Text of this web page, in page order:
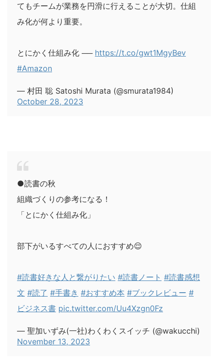
てもチームが業務を円滑に行えることが大切。仕組
み化が何より重要。
とにかく仕組み化 ── https://t.co/gwt1MgyBev
#Amazon
— 村田 聡 Satoshi Murata (@smurata1984)
October 28, 2023
●読書の秋
組織づくりの参考になる！
「とにかく仕組み化」
部下がいるすべての人におすすめ😌
#読書好きな人と繋がりたい #読書ノート #読書感想
文 #読了 #手書き #おすすめ本 #ブックレビュー #
ビジネス書 pic.twitter.com/Uu4Xzgn0Fz
— 聖加いずみ(一社)わくわくスイッチ (@wakucchi)
November 13, 2023